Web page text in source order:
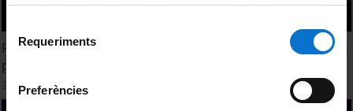
consultar laPolítica de galetes del lloc web de la
de
consentiment
Requeriments
Preferències
Promocional reconeixement dels sindicalistes represaliats
pel franquisme
21 Enero, 2025